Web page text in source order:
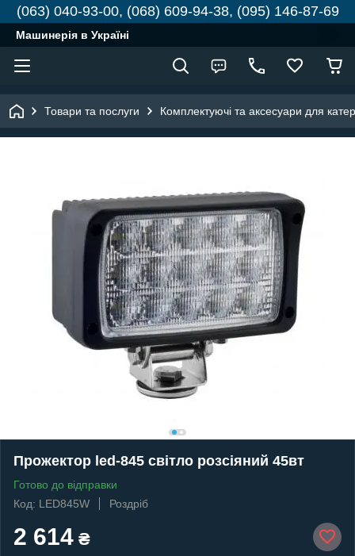
(063) 040-93-00, (068) 609-94-38, (095) 146-87-69
Машинерія в Україні
Товари та послуги Комплектуючі та аксесуари для
Прожектор led-845 світло розсіяний 45вт
Готово до відправки
Код: LED845W
Роздріб
2 614 ₴